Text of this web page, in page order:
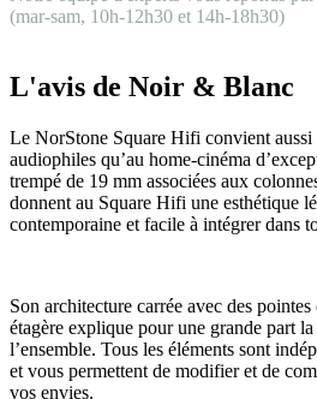
(mar-sam, 10h-12h30 et 14h-18h30)
L'avis de Noir & Blanc
Le NorStone Square Hifi convient aussi
audiophiles qu’au home-cinéma
trempé de 19 mm associées aux
donnent au Square Hifi une esthétique
contemporaine et facile à intégrer dans
Son architecture carrée avec des
étagère explique pour une grande part
l’ensemble. Tous les éléments sont
et vous permettent de modifier et de
vos envies.